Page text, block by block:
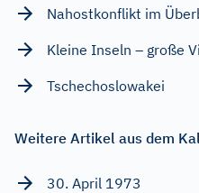
Nahostkonflikt im
Kleine Inseln – große
Tschechoslowakei
Weitere Artikel aus dem
30. April 1973